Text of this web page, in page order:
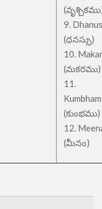
9.
(ధనస్సు)
10.
(మకరము)
11.
Kumbham
(కుంభము)
12.
(మీనం)